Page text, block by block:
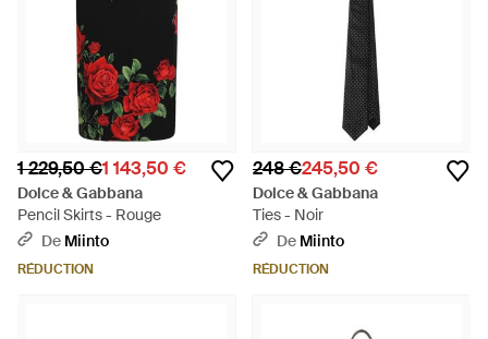
1 229,50 €1 143,50 €
Dolce & Gabbana
Pencil Skirts - Rouge
De Miinto
RÉDUCTION
248 €245,50 €
Dolce & Gabbana
Ties - Noir
De Miinto
RÉDUCTION